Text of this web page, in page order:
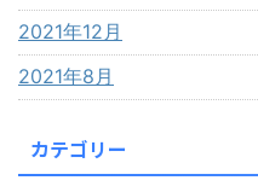
2021年12月
2021年8月
カテゴリー